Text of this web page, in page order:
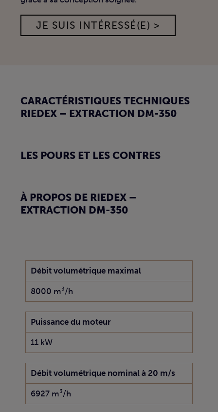
JE SUIS INTÉRESSÉ(E) >
CARACTÉRISTIQUES TECHNIQUES
RIEDEX – EXTRACTION DM-350
LES POURS ET LES CONTRES
À PROPOS DE RIEDEX –
EXTRACTION DM-350
Débit volumétrique maximal
8000 m³/h
Puissance du moteur
11 kW
Débit volumétrique nominal à 20 m/s
6927 m³/h